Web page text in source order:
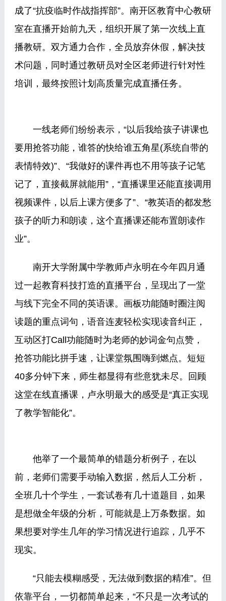
成了“抗疫临时作战指挥部”。南开区教育中心教研
室在直播开始前九天，组织开展了第一次线上直
播教研。双方通力合作，全员放弃休假，解决技
术问题，同时通过教研员对全区老师进行针对性
培训，最终按照计划高质量完成直播任务。
一线老师们纷纷表示，“以后我给孩子讲课也
要用抢答功能，谁答的快给谁五角星(系统自带的
表情特效)”、“我做好的课件再也不用等孩子记笔
记了，直接截屏就能用”，“直播课里还能直接调用
视频课件，以后上课方便多了”、“教英语的都发愁
孩子的听力和朗读，这个直播课还能布置朗读作
业”。
南开大学附属中学教师卢永明在今年四月通
过一起教育科技打造的直播平台，呈现出了一堂
与线下完全不同的英语课。画板功能随时圈注阅
读题的重点词句，语音连麦轻松实现读音纠正，
互动区打Call功能随时为老师的妙词金句点赞，
抢答功能比拼手速，让课堂氛围嗨到燃点。短短
40多分钟下来，师生都显得有些意犹未尽。回顾
这堂在线直播课，卢永明最大的感受是“真正实现
了教学智能化”。
他举了一个最简单的错题分析例子，在以
前，老师们需要手动输入数据，然后人工分析，
全班几十个学生，一套试卷有几十道题目，如果
是想做全年级的分析，可能就是上万条数据。如
果想要对学生几年的学习情况进行追踪，几乎不
现实。
“只能去模糊感受，无法做到数据的精准”。但
依靠平台，一切都简单起来，“不只是一次考试的